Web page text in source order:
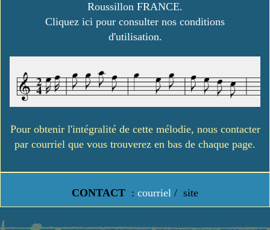
Roussillon FRANCE.
Cliquez ici pour consulter nos conditions
d'utilisation.
Pour obtenir l'intégralité de cette mélodie, nous contacter
par courriel que vous trouverez en bas de chaque page.
CONTACT : courriel / site
https://www.lavielledanstoussesetats.fr